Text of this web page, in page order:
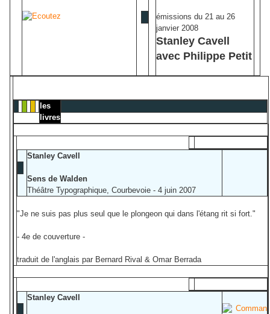
émissions du 21 au 26
janvier 2008
Stanley Cavell
avec Philippe Petit
les
livres
Stanley Cavell
Sens de Walden
Théâtre Typographique, Courbevoie - 4 juin 2007
"Je ne suis pas plus seul que le plongeon qui dans l'étang rit si fort."
- 4e de couverture -
traduit de l'anglais par Bernard Rival & Omar Berrada
Stanley Cavell